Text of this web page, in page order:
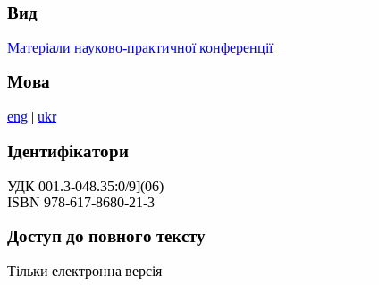
Вид
Матеріали науково-практичної конференції
Мова
eng | ukr
Ідентифікатори
УДК 001.3-048.35:0/9](06)
ISBN 978-617-8680-21-3
Доступ до повного тексту
Тільки електронна версія